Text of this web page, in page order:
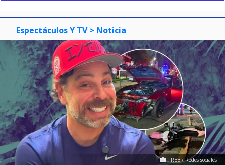
Espectáculos Y TV > Noticia
RBB / Redes sociales